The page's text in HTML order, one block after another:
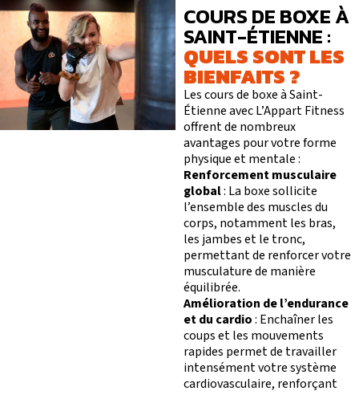
COURS DE BOXE À
SAINT-ÉTIENNE :
QUELS SONT LES
BIENFAITS ?
Les cours de boxe à Saint-
Étienne avec L’Appart Fitness
offrent de nombreux
avantages pour votre forme
physique et mentale :
Renforcement musculaire
global: La boxe sollicite
l’ensemble des muscles du
corps, notamment les bras,
les jambes et le tronc,
permettant de renforcer votre
musculature de manière
équilibrée.
Amélioration de l’endurance
et du cardio: Enchaîner les
coups et les mouvements
rapides permet de travailler
intensément votre système
cardiovasculaire, renforçant